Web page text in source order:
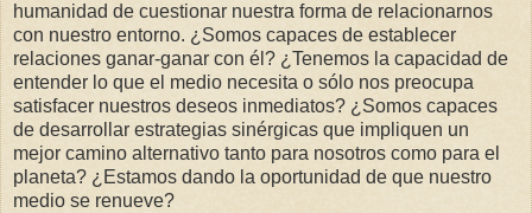
humanidad de cuestionar nuestra forma de relacionarnos
con nuestro entorno. ¿Somos capaces de establecer
relaciones ganar-ganar con él? ¿Tenemos la capacidad de
entender lo que el medio necesita o sólo nos preocupa
satisfacer nuestros deseos inmediatos? ¿Somos capaces
de desarrollar estrategias sinérgicas que impliquen un
mejor camino alternativo tanto para nosotros como para el
planeta? ¿Estamos dando la oportunidad de que nuestro
medio se renueve?